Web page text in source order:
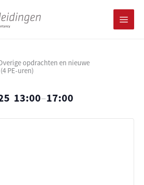
opdrachten en nieuwe
PE-uren)
13:00–17:00